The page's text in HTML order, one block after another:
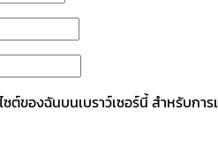
ซต์ของฉันบนเบราว์เซอร์นี้ สำหรับกา